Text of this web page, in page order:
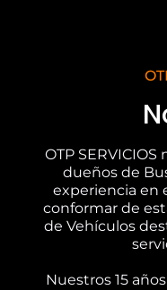
OTP
dueños de
experiencia en
conformar de
de Vehículos
Nuestros 15